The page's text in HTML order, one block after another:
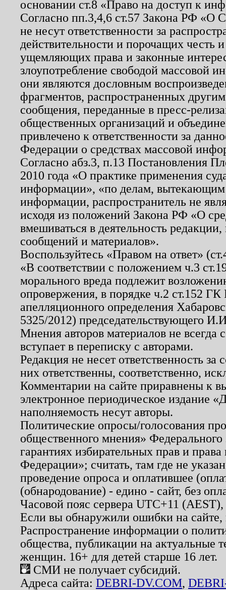
основании ст.8 «Право на доступ к
Согласно пп.3,4,6 ст.57 Закона РФ «О
не несут ответственности за
действительности и порочащих честь
ущемляющих права и законные
злоупотребление свободой массовой
они являются дословным
фрагментов, распространенных
сообщения, переданные в пресс-
общественных организаций и
привлечено к ответственности за
Федерации о средствах массовой
Согласно абз.3, п.13 Постановления
2010 года «О практике применения
информации», «по делам, вытекающим
информации, распространитель не
исходя из положений Закона РФ «О
вмешиваться в деятельность
сообщений и материалов».
Воспользуйтесь «Правом на ответ»
«В соответствии с положением ч.3
морального вреда подлежит
опровержения, в порядке ч.2 ст.152
апелляционного определения
5325/2012) председательствующего
Мнения авторов материалов не
вступает в переписку с авторами.
Редакция не несет ответственность
них ответственны, соответственно,
Комментарии на сайте приравнены к
электронное периодическое издание
наполняемость несут авторы.
Политические опросы/голосования
общественного мнения»
гарантиях избирательных прав и
Федерации»; считать, там где не
проведение опроса и оплатившее
(обнародование) - едино - сайт, без
Часовой пояс сервера UTC+11
Если вы обнаружили ошибки на
Распространение информации о
общества, публикации на актуальные
женщин. 16+ для детей старше 16 лет.
СМИ не получает субсидий.
Адреса сайта: DEBRI-DV.COM,